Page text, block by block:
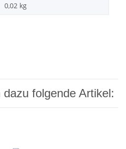
0,02 kg
folgende Artikel: